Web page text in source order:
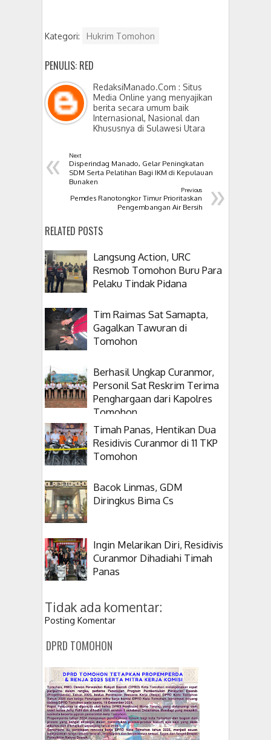
Kategori: Hukrim Tomohon
PENULIS: RED
RedaksiManado.Com : Situs
Media Online yang menyajikan
berita secara umum baik
Internasional, Nasional dan
Khususnya di Sulawesi Utara
« Next
Disperindag Manado, Gelar Peningkatan
SDM Serta Pelatihan Bagi IKM di Kepulauan
Bunaken
»
Previous
Pemdes Ranotongkor Timur Prioritaskan
Pengembangan Air Bersih
RELATED POSTS
Langsung Action, URC
Resmob Tomohon Buru Para
Pelaku Tindak Pidana
Tim Raimas Sat Samapta,
Gagalkan Tawuran di
Tomohon
Berhasil Ungkap Curanmor,
Personil Sat Reskrim Terima
Penghargaan dari Kapolres
Tomohon
Timah Panas, Hentikan Dua
Residivis Curanmor di 11 TKP
Tomohon
Bacok Linmas, GDM
Diringkus Bima Cs
Ingin Melarikan Diri, Residivis
Curanmor Dihadiahi Timah
Panas
Tidak ada komentar:
Posting Komentar
DPRD TOMOHON